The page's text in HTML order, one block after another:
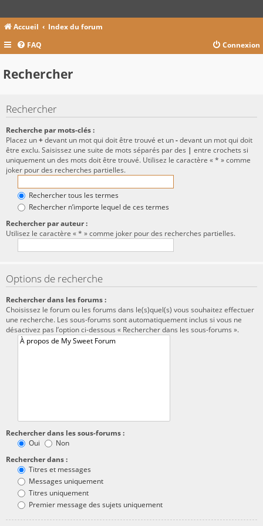
Accueil
Index du forum
FAQ
Connexion
Rechercher
Rechercher
Recherche par mots-clés :
Placez un+devant un mot qui doit être trouvé et un-devant un mot qui doit
être exclu. Saisissez une suite de mots séparés par des | entre crochets si
uniquement un des mots doit être trouvé. Utilisez le caractère « * » comme
joker pour des recherches partielles.
Rechercher tous les termes
Rechercher n’importe lequel de ces termes
Rechercher par auteur :
Utilisez le caractère « * » comme joker pour des recherches partielles.
Options de recherche
Rechercher dans les forums :
Choisissez le forum ou les forums dans le(s)quel(s) vous souhaitez effectuer
une recherche. Les sous-forums sont automatiquement inclus si vous ne
désactivez pas l’option ci-dessous « Rechercher dans les sous-forums ».
Rechercher dans les sous-forums :
Oui
Non
Rechercher dans :
Titres et messages
Messages uniquement
Titres uniquement
Premier message des sujets uniquement